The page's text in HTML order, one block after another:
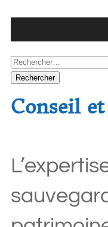
Conseil